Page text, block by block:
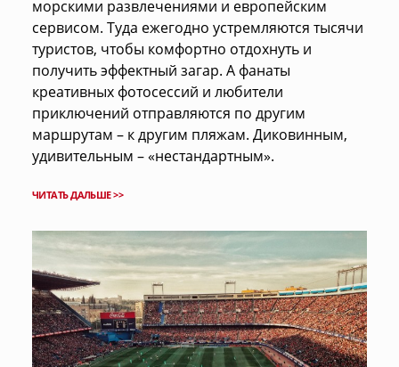
морскими развлечениями и европейским
сервисом. Туда ежегодно устремляются тысячи
туристов, чтобы комфортно отдохнуть и
получить эффектный загар. А фанаты
креативных фотосессий и любители
приключений отправляются по другим
маршрутам – к другим пляжам. Диковинным,
удивительным – «нестандартным».
ЧИТАТЬ ДАЛЬШЕ >>